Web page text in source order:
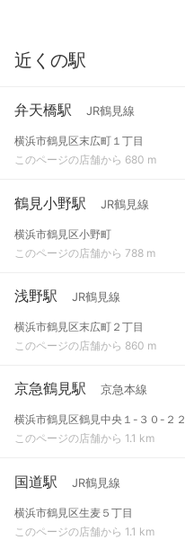
近くの駅
弁天橋駅 JR鶴見線
横浜市鶴見区末広町１丁目
このページの店舗から 680 m
鶴見小野駅 JR鶴見線
横浜市鶴見区小野町
このページの店舗から 788 m
浅野駅 JR鶴見線
横浜市鶴見区末広町２丁目
このページの店舗から 860 m
京急鶴見駅 京急本線
横浜市鶴見区鶴見中央１-３０-２２
このページの店舗から 1.1 km
国道駅 JR鶴見線
横浜市鶴見区生麦５丁目
このページの店舗から 1.1 km